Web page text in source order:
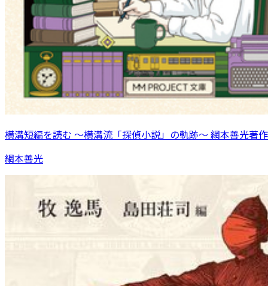
横溝短編を読む 〜横溝流「探偵小説」の軌跡〜 網本善光著
網本善光